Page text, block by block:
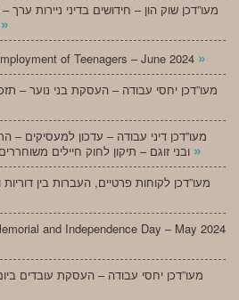
מעו”דכן שוק הון – חידושים בדיני ניירות
»
of Teenagers – June 2024 »
מעו”דכן יחסי עבודה – העסקת בני נוער –
מעו”דכן דיני עבודה – עדכון למעסיקים –
»
מעו”דכן לקוחות פרטיים, העברות בין
and Independence Day – May 2024
מעו”דכן יחסי עבודה – העסקת עובדים